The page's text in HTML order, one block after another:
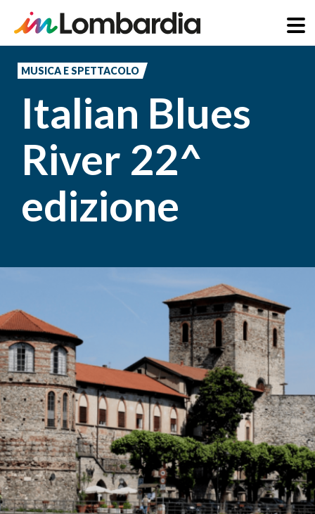
principale
MUSICA E SPETTACOLO
Italian Blues
River 22^
edizione